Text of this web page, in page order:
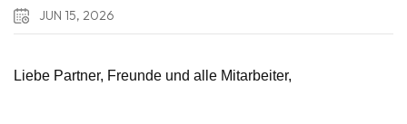
JUN 15, 2026
Liebe Partner, Freunde und alle Mitarbeiter,